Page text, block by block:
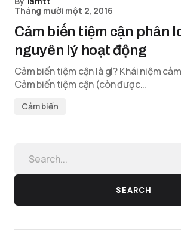
Tháng mười một 2, 2016
Cảm biến tiệm cận phân
nguyên lý hoạt động
Cảm biến tiệm cận là gì? Khái niệm
Cảm biến tiệm cận (còn được…
Cảm biến
SEARCH